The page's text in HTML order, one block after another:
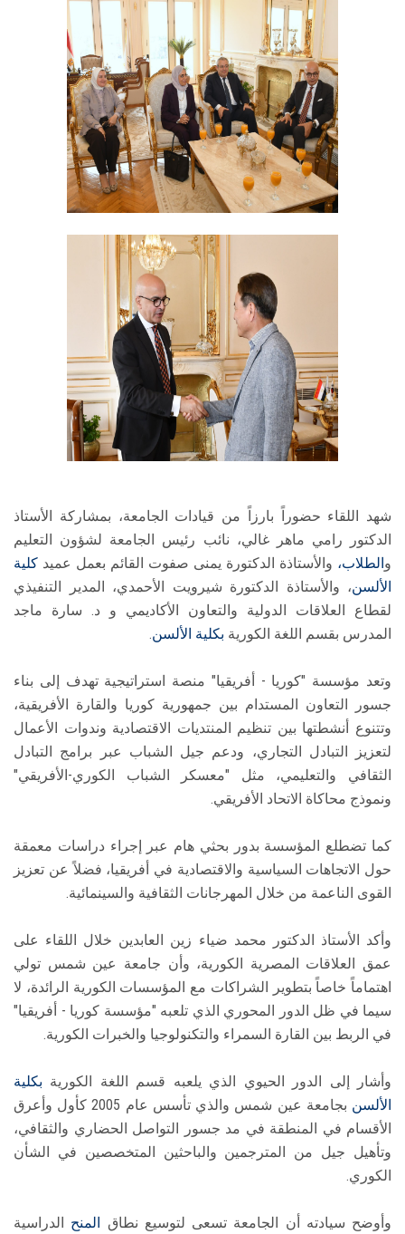
شهد اللقاء حضوراً بارزاً من قيادات الجامعة، بمشاركة الأستاذ
الدكتور رامي ماهر غالي، نائب رئيس الجامعة لشؤون التعليم
و الطلاب، والأستاذة الدكتورة يمنى صفوت القائم بعمل عميد كلية
الألسن، والأستاذة الدكتورة شيرويت الأحمدي، المدير التنفيذي
لقطاع العلاقات الدولية والتعاون الأكاديمي و د. سارة ماجد
المدرس بقسم اللغة الكورية بكلية الألسن.
وتعد مؤسسة "كوريا - أفريقيا" منصة استراتيجية تهدف إلى بناء
جسور التعاون المستدام بين جمهورية كوريا والقارة الأفريقية،
وتتنوع أنشطتها بين تنظيم المنتديات الاقتصادية وندوات الأعمال
لتعزيز التبادل التجاري، ودعم جيل الشباب عبر برامج التبادل
الثقافي والتعليمي، مثل "معسكر الشباب الكوري-الأفريقي"
ونموذج محاكاة الاتحاد الأفريقي.
كما تضطلع المؤسسة بدور بحثي هام عبر إجراء دراسات معمقة
حول الاتجاهات السياسية والاقتصادية في أفريقيا، فضلاً عن تعزيز
القوى الناعمة من خلال المهرجانات الثقافية والسينمائية.
وأكد الأستاذ الدكتور محمد ضياء زين العابدين خلال اللقاء على
عمق العلاقات المصرية الكورية، وأن جامعة عين شمس تولي
اهتماماً خاصاً بتطوير الشراكات مع المؤسسات الكورية الرائدة، لا
سيما في ظل الدور المحوري الذي تلعبه "مؤسسة كوريا - أفريقيا"
في الربط بين القارة السمراء والتكنولوجيا والخبرات الكورية.
وأشار إلى الدور الحيوي الذي يلعبه قسم اللغة الكورية بكلية
الألسن
بجامعة عين شمس والذي تأسس عام 2005 كأول وأعرق
الأقسام في المنطقة في مد جسور التواصل الحضاري والثقافي،
وتأهيل جيل من المترجمين والباحثين المتخصصين في الشأن
الكوري.
وأوضح سيادته أن الجامعة تسعى لتوسيع نطاق المنح الدراسية